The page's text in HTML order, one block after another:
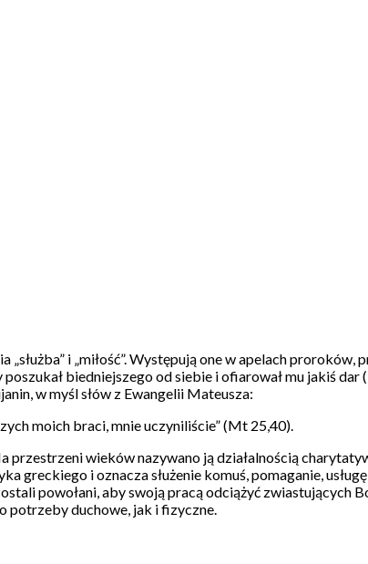
i „miłość”. Występują one w apelach
biedniejszego od siebie i ofiarował mu jakiś
w myśl słów z Ewangelii Mateusza:
moich braci, mnie uczyniliście” (Mt 25,40).
wieków nazywano ją działalnością
i oznacza służenie komuś, pomaganie,
powołani, aby swoją pracą odciążyć zwiastujących
potrzeby duchowe, jak i fizyczne.